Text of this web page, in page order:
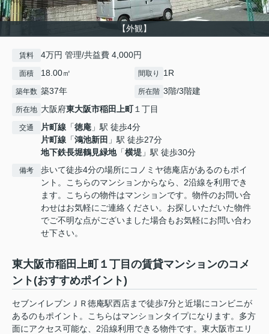
【外観】
賃料 4万円 管理/共益費 4,000円
面積 18.00㎡ 間取り 1R
築年数 築37年 所在階 3階/3階建
所在地 大阪府東大阪市稲田上町１丁目
交通 片町線 「徳庵 」駅 徒歩4分
片町線 「鴻池新田 」駅 徒歩27分
地下鉄長堀鶴見緑地「横堤 」駅 徒歩30分
備考
歩いて徒歩4分の場所にコノミヤ徳庵店があるのもポイ
ント。こちらのマンションからなら、2沿線を利用でき
ます。こちらの物件はマンションです。物件のお問い合
わせはお気軽にご連絡ください。お探しいただいた物件
でご不明な点がございました場合もお気軽にお問い合わ
せ下さい。
東大阪市稲田上町１丁目の賃貸マンションのコメ
ント(おすすめポイント)
セブンイレブンＪＲ徳庵駅西店まで徒歩7分と近場にコンビニが
あるのもポイント。こちらはマンションタイプになります。多方
面にアクセス可能な、2沿線利用できる物件です。東大阪市エリ